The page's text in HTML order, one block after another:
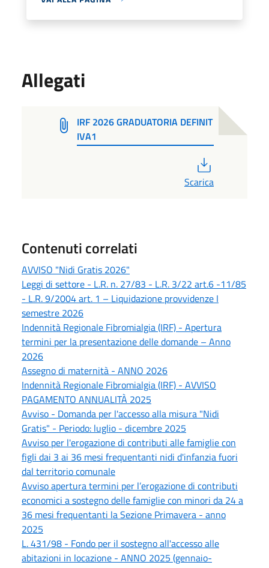
Allegati
IRF 2026 GRADUATORIA DEFINIT
IVA1
Scarica
Contenuti correlati
AVVISO "Nidi Gratis 2026"
Leggi di settore - L.R. n. 27/83 - L.R. 3/22 art.6 -11/85
- L.R. 9/2004 art. 1 – Liquidazione provvidenze I
semestre 2026
Indennità Regionale Fibromialgia (IRF) - Apertura
termini per la presentazione delle domande – Anno
2026
Assegno di maternità - ANNO 2026
Indennità Regionale Fibromialgia (IRF) - AVVISO
PAGAMENTO ANNUALITÀ 2025
Avviso - Domanda per l'accesso alla misura "Nidi
Gratis" - Periodo: luglio - dicembre 2025
Avviso per l'erogazione di contributi alle famiglie con
figli dai 3 ai 36 mesi frequentanti nidi d'infanzia fuori
dal territorio comunale
Avviso apertura termini per l’erogazione di contributi
economici a sostegno delle famiglie con minori da 24 a
36 mesi frequentanti la Sezione Primavera - anno
2025
L. 431/98 - Fondo per il sostegno all'accesso alle
abitazioni in locazione - ANNO 2025 (gennaio-